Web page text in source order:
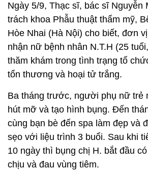
Ngày 5/9, Thạc sĩ, bác sĩ Nguyễn
trách khoa Phẫu thuật thẩm mỹ,
Hòe Nhai (Hà Nội) cho biết, đơn
nhận nữ bệnh nhân N.T.H (25
thăm khám trong tình trạng tổ
tổn thương và hoại tử trắng.
Ba tháng trước, người phụ nữ trẻ
hút mỡ và tạo hình bụng. Đến
cùng bạn bè đến spa làm đẹp và
sẹo với liệu trình 3 buổi. Sau khi
10 ngày thì bụng chị H. bắt đầu
chịu và đau vùng tiêm.